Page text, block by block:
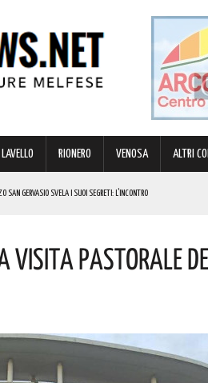
LAVELLO RIONERO VENOSA ALTRI
SAN GERVASIO SVELA I SUOI SEGRETI: L’INCONTRO
DI COLDIRETTI PER I LAVORATORI STAGIONALI LUCANI
I CONDOMINI! INTERVENUTA LA POLIZIA
Visita Pastorale